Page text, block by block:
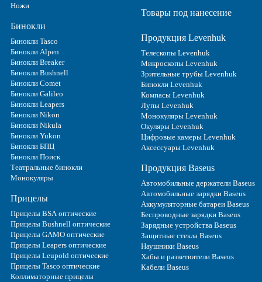
Ножи
Бинокли
Бинокли Tasco
Бинокли Alpen
Бинокли Breaker
Бинокли Bushnell
Бинокли Comet
Бинокли Galileo
Бинокли Leapers
Бинокли Nikon
Бинокли Nikula
Бинокли Yukon
Бинокли БПЦ
Бинокли Поиск
Театральные бинокли
Монокуляры
Прицелы
Прицелы BSA оптические
Прицелы Bushnell оптические
Прицелы GAMO оптические
Прицелы Leapers оптические
Прицелы Leupold оптические
Прицелы Tasco оптические
Коллиматорные прицелы
Товары под нанесение
Продукция Levenhuk
Телескопы Levenhuk
Микроскопы Levenhuk
Зрительные трубы Levenhuk
Бинокли Levenhuk
Компасы Levenhuk
Лупы Levenhuk
Монокуляры Levenhuk
Окуляры Levenhuk
Цифровые камеры Levenhuk
Аксессуары Levenhuk
Продукция Baseus
Автомобильные держатели Baseus
Автомобильные зарядки Baseus
Аккумуляторные батареи Baseus
Беспроводные зарядки Baseus
Зарядные устройства Baseus
Защитные стекла Baseus
Наушники Baseus
Хабы и разветвители Baseus
Кабели Baseus